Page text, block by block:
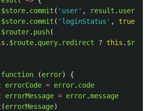
$store. commit ( ' user' , result . user
$store. commit ( ' loginStatus ' , true
$router. push(
. $route. query. redirect ? this . $route
function (error)
{
errorCode = error. code
errorMessage = error.message
(errorMessage)